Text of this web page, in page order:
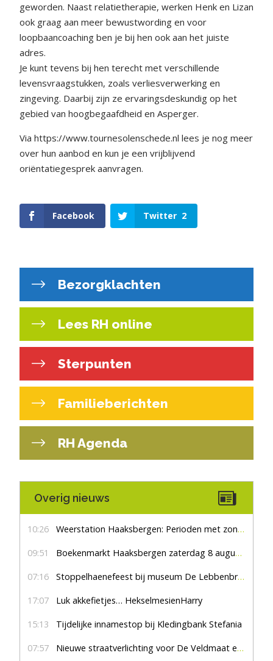
geworden. Naast relatietherapie, werken Henk en Lizan
ook graag aan meer bewustwording en voor
loopbaancoaching ben je bij hen ook aan het juiste
adres.
Je kunt tevens bij hen terecht met verschillende
levensvraagstukken, zoals verliesverwerking en
zingeving. Daarbij zijn ze ervaringsdeskundig op het
gebied van hoogbegaafdheid en Asperger.
Via https://www.tournesolenschede.nl lees je nog meer
over hun aanbod en kun je een vrijblijvend
oriëntatiegesprek aanvragen.
Facebook Twitter 2
Bezorgklachten
Lees RH online
Sterpunten
Familieberichten
RH Agenda
Overig nieuws
10:26 Weerstation Haaksbergen: Perioden met zon en droog
09:51 Boekenmarkt Haaksbergen zaterdag 8 augustus, marktplein Haaksbergen
07:16 Stoppelhaenefeest bij museum De Lebbenbrugge
17:07 Luk akkefietjes… HekselmesienHarry
15:13 Tijdelijke innamestop bij Kledingbank Stefania
07:57 Nieuwe straatverlichting voor De Veldmaat en De Pas